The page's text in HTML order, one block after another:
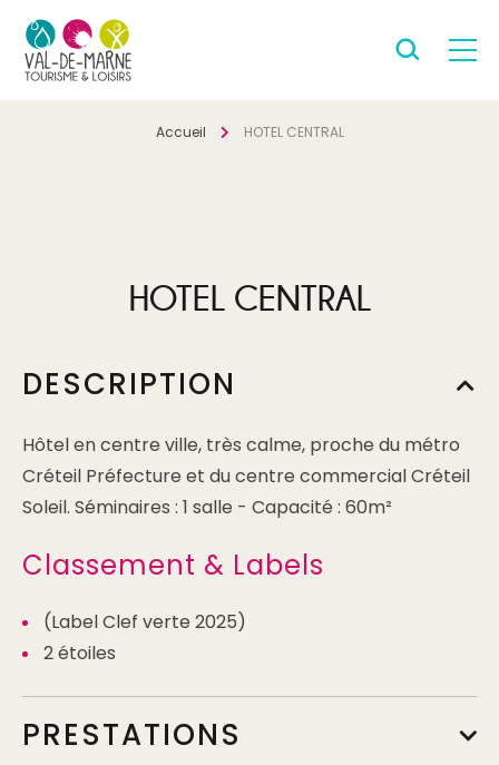
Accueil HOTEL CENTRAL
HOTEL CENTRAL
DESCRIPTION
Hôtel en centre ville, très calme, proche du métro
Créteil Préfecture et du centre commercial Créteil
Soleil. Séminaires : 1 salle - Capacité : 60m²
Classement & Labels
(Label Clef verte 2025)
2 étoiles
PRESTATIONS